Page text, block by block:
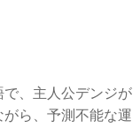
、主人公デンジが
ら、予測不能な運